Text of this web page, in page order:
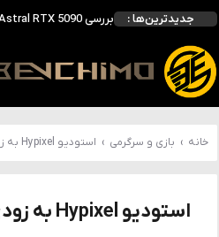
جدیدترین‌ها :
احتمال معرفی GeForce RTX 5070 SUPER با حافظه 18 گیگابایتی؛ ارتقای محسوس نسبت به مدل استاندارد
بالاخره سنسور Hotspot کارت‌های RTX 50 ظاهر شد؛ HWMonitor 1.65 تنها نماینده نمایش نیست
خانه › بازی و سرگرمی › استودیو Hypixel به زودی نسخه دسترسی زودهنگام بازی Hytale را منتشر می‌کند
استودیو Hypixel به زودی نسخه دسترسی زودهنگام بازی Hytale را منتشر می‌کند